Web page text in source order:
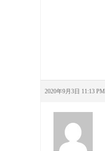
2020年9月3日 11:13 PM